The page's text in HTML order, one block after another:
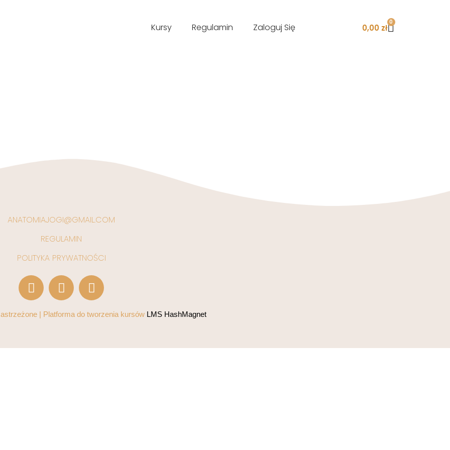
Kursy Regulamin Zaloguj Się 0,00 zł
0
ANATOMIAJOGI@GMAIL.COM
REGULAMIN
POLITYKA PRYWATNOŚCI
| Platforma do tworzenia kursów LMS HashMagnet